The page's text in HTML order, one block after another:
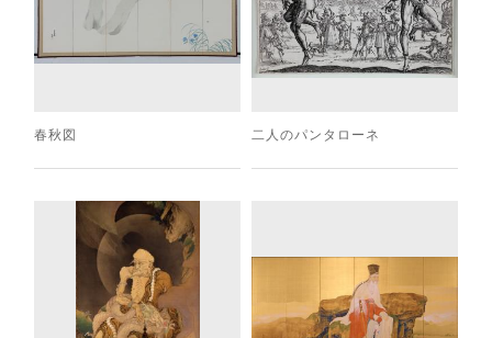
春秋図 二人のパンタローネ